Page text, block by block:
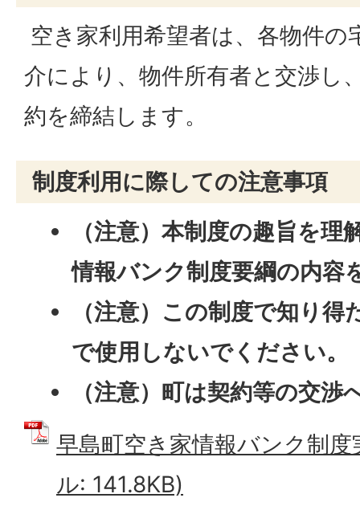
空き家利用希望者は、各物件の
介により、物件所有者と交渉し
約を締結します。
制度利用に際しての注意事項
（注意）本制度の趣旨を
情報バンク制度要綱の内容
（注意）この制度で知り
で使用しないでください。
（注意）町は契約等の交
早島町空き家情報バンク制
ル: 141.8KB)